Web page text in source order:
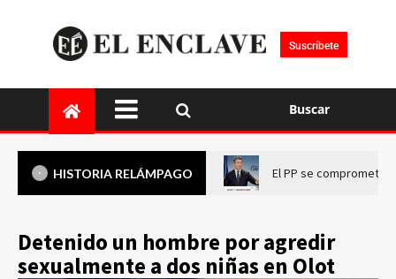
Suscríbete
Buscar
HISTORIA RELÁMPAGO El PP se compromete
Detenido un hombre por agredir
sexualmente a dos niñas en Olot